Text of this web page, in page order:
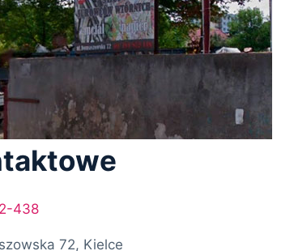
438
72, Kielce